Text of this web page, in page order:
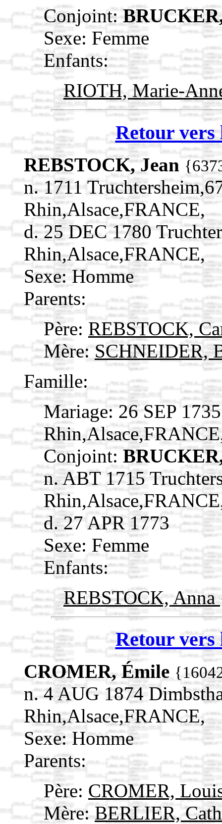
Conjoint:
Sexe: Femme
Enfants:
RIOTH, Marie-
Retour vers
REBSTOCK, Jean
n. 1711
Rhin,Alsace,FRANCE,
d. 25 DEC 1780
Rhin,Alsace,FRANCE,
Sexe: Homme
Parents:
Père: REBSTOCK,
Mère: SCHNEIDER,
Famille:
Mariage: 26 SEP
Conjoint:
n. ABT 1715
d. 27 APR 1773
Sexe: Femme
Enfants:
REBSTOCK, Anna
Retour vers
CROMER, Émile
n. 4 AUG 1874
Rhin,Alsace,FRANCE,
Sexe: Homme
Parents:
Père: CROMER,
Mère:BERLIER,